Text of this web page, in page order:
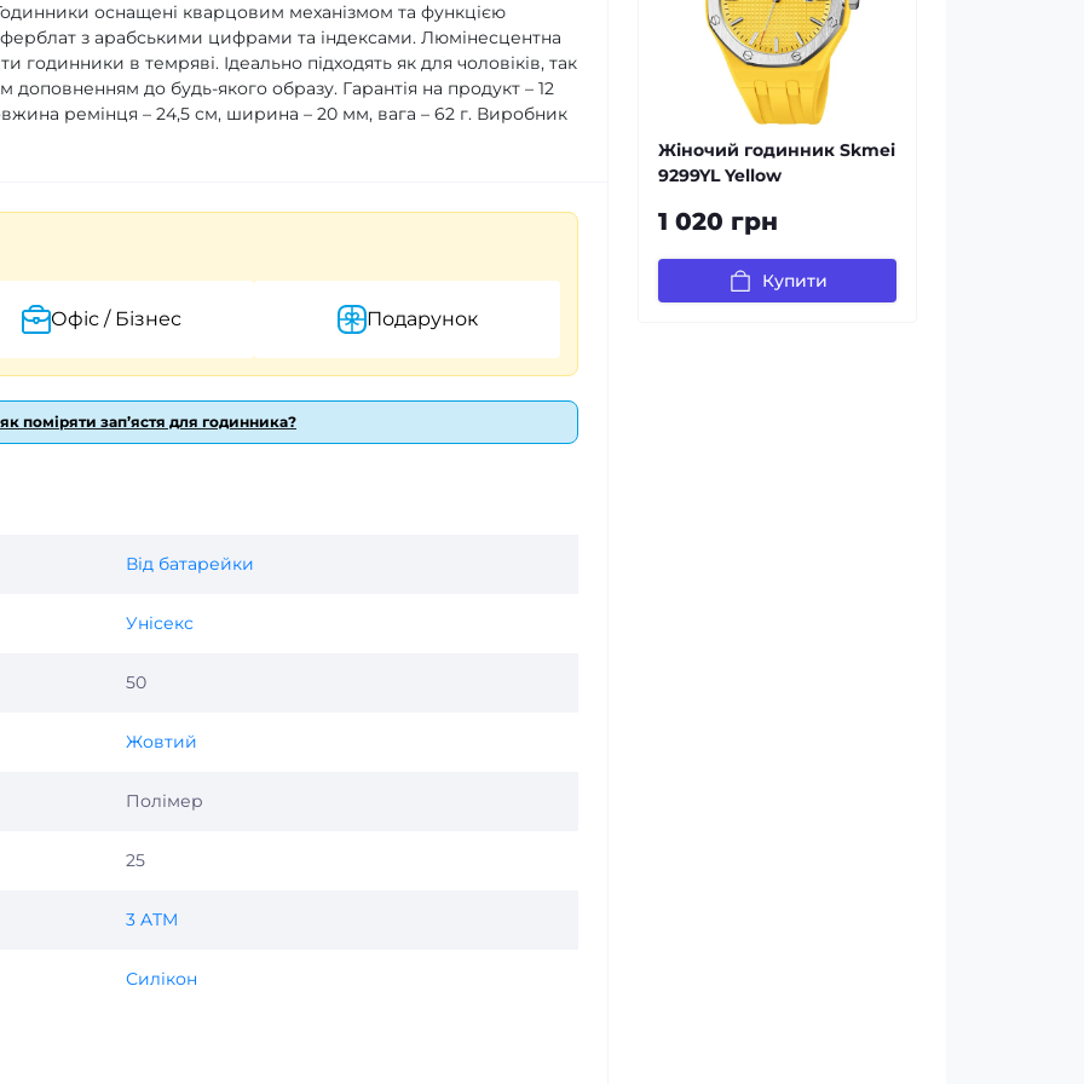
оснащені кварцовим механізмом та функцією
з арабськими цифрами та індексами. Люмінесцентна
годинники в темряві. Ідеально підходять як для чоловіків, так
доповненням до будь-якого образу. Гарантія на продукт – 12
ремінця – 24,5 см, ширина – 20 мм, вага – 62 г. Виробник
Офіс / Бізнес Подарунок
як поміряти зап’ястя для годинника?
Від батарейки
Унісекс
50
Жовтий
Полімер
25
3 ATM
Силікон
Жіночий годинник Skmei
9299YL Yellow
1 020 грн
Купити